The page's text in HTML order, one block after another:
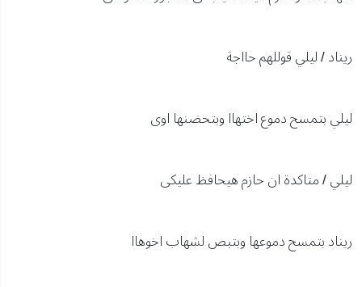
ريناد / ليلي قوللهم حااجة
ليلي بتمسح دموع اختهاا وبتحضنها اوى
ليلي / متاكدة ان حازم هيحافظ عليكى
ريناد بتمسح دموعها وبتبص لشهاب اخوهاا